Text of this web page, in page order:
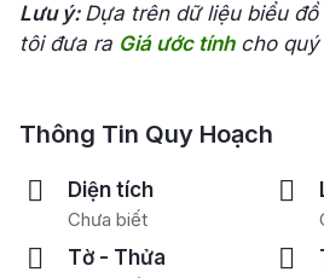
Lưu ý: Dựa trên dữ liệu biểu
tôi đưa ra Giá ước tínhcho quý
Thông Tin Quy Hoạch
Diện tích
Chưa biết
Tờ - Thửa